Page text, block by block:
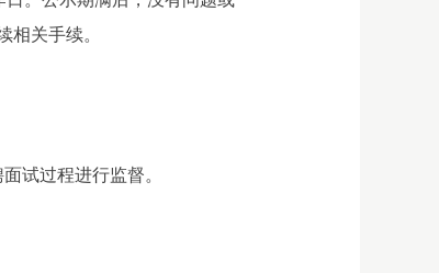
关手续。
试过程进行监督。